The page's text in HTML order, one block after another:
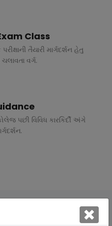
Class
તૈયારી માર્ગદર્શન હેતુ
વર્ગ.
પછી વિવિધ કારકિર્દી અંગે